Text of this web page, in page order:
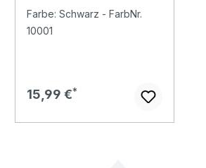
Farbe: Schwarz - FarbNr.
10001
Regulärer Preis:
15,99 €